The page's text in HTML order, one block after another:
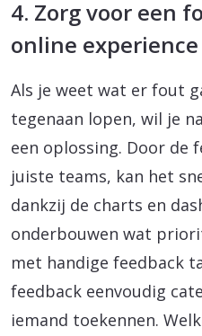
4. Zorg voor een
online experience
Als je weet wat er fout
tegenaan lopen, wil je
een oplossing. Door de
juiste teams, kan het
dankzij de charts en
onderbouwen wat
met handige feedback
feedback eenvoudig
iemand toekennen.